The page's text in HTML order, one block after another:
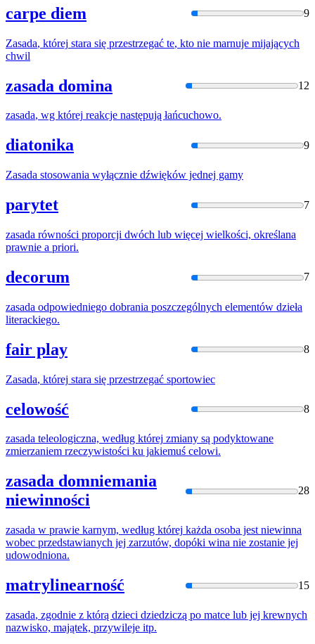
carpe diem 9
Zasada, której stara się przestrzegać te, kto nie marnuje mijających
chwil
zasada domina 12
zasada, wg której reakcje następują łańcuchowo.
diatonika 9
Zasada stosowania wyłącznie dźwięków jednej gamy
parytet 7
zasada równości proporcji dwóch lub więcej wielkości, określana
prawnie a priori.
decorum 7
zasada odpowiedniego dobrania poszczególnych elementów dzieła
literackiego.
fair play 8
Zasada, której stara się przestrzegać sportowiec
celowość 8
zasada teleologiczna, według której zmiany są podyktowane
zmierzaniem rzeczywistości ku jakiemuś celowi.
zasada domniemania
niewinności
28
zasada w prawie karnym, według której każda osoba jest niewinna
wobec przedstawianych jej zarzutów, dopóki wina nie zostanie jej
udowodniona.
matrylinearność 15
zasada, zgodnie z którą dzieci dziedziczą po matce lub jej krewnych
nazwisko, majątek, przywileje itp.